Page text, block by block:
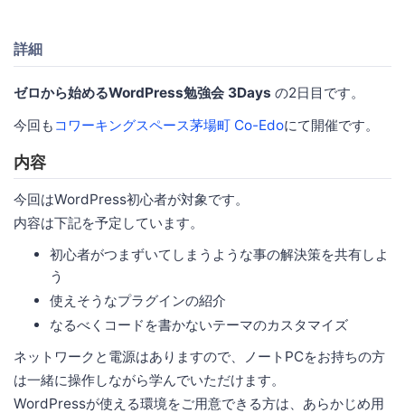
詳細
ゼロから始めるWordPress勉強会 3Days の2日目です。
今回も コワーキングスペース茅場町 Co-Edoにて開催です。
内容
今回はWordPress初心者が対象です。
内容は下記を予定しています。
初心者がつまずいてしまうような事の解決策を共有しよ
う
使えそうなプラグインの紹介
なるべくコードを書かないテーマのカスタマイズ
ネットワークと電源はありますので、ノートPCをお持ちの方
は一緒に操作しながら学んでいただけます。
WordPressが使える環境をご用意できる方は、あらかじめ用